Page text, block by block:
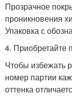
Прозрачное
проникновения
Упаковка с
4. Приобретайте
Чтобы избежать
номер партии
оттенка